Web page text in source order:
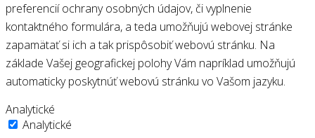
preferencií ochrany osobných údajov, či vyplnenie
kontaktného formulára, a teda umožňujú webovej stránke
zapamätať si ich a tak prispôsobiť webovú stránku. Na
základe Vašej geografickej polohy Vám napríklad umožňujú
automaticky poskytnúť webovú stránku vo Vašom jazyku.
Analytické
Analytické